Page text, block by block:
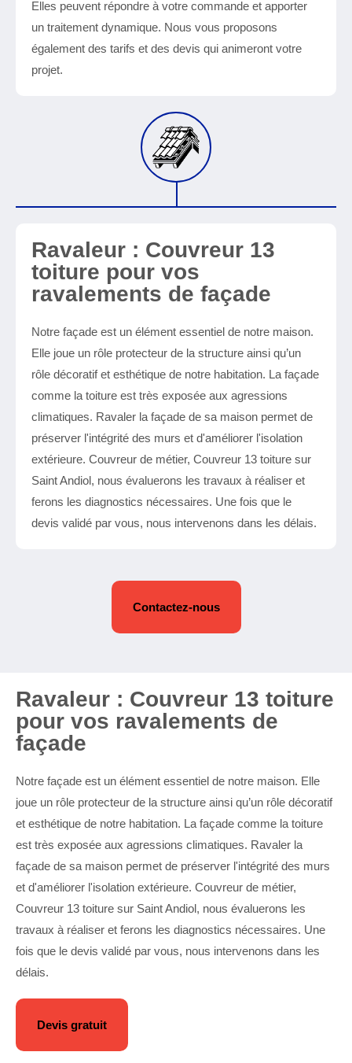
Elles peuvent répondre à votre commande et apporter
un traitement dynamique. Nous vous proposons
également des tarifs et des devis qui animeront votre
projet.
Ravaleur : Couvreur 13
toiture pour vos
ravalements de façade
Notre façade est un élément essentiel de notre maison.
Elle joue un rôle protecteur de la structure ainsi qu’un
rôle décoratif et esthétique de notre habitation. La façade
comme la toiture est très exposée aux agressions
climatiques. Ravaler la façade de sa maison permet de
préserver l'intégrité des murs et d'améliorer l'isolation
extérieure. Couvreur de métier, Couvreur 13 toiture sur
Saint Andiol, nous évaluerons les travaux à réaliser et
ferons les diagnostics nécessaires. Une fois que le
devis validé par vous, nous intervenons dans les délais.
Contactez-nous
Ravaleur : Couvreur 13 toiture
pour vos ravalements de
façade
Notre façade est un élément essentiel de notre maison. Elle
joue un rôle protecteur de la structure ainsi qu’un rôle décoratif
et esthétique de notre habitation. La façade comme la toiture
est très exposée aux agressions climatiques. Ravaler la
façade de sa maison permet de préserver l'intégrité des murs
et d'améliorer l'isolation extérieure. Couvreur de métier,
Couvreur 13 toiture sur Saint Andiol, nous évaluerons les
travaux à réaliser et ferons les diagnostics nécessaires. Une
fois que le devis validé par vous, nous intervenons dans les
délais.
Devis gratuit